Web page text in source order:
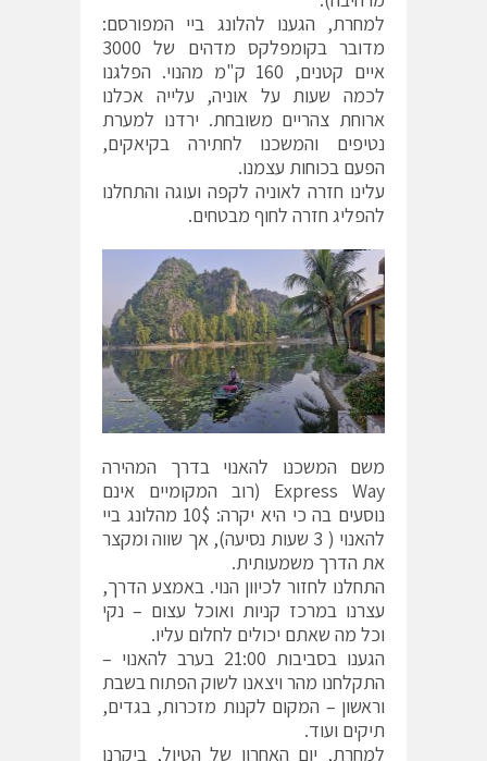
למחרת, הגענו להלונג ביי המפורסם:
מדובר בקומפלקס מדהים של 3000
איים קטנים, 160 ק"מ מהנוי. הפלגנו
לכמה שעות על אוניה, עלייה אכלנו
ארוחת צהריים משובחת. ירדנו למערת
נטיפים והמשכנו לחתירה בקיאקים,
הפעם בכוחות עצמנו.
עלינו חזרה לאוניה לקפה ועוגה והתחלנו
להפליג חזרה לחוף מבטחים.
משם המשכנו להאנוי בדרך המהירה
Express Way (רוב המקומיים אינם
נוסעים בה כי היא יקרה: 10$ מהלונג ביי
להאנוי ( 3 שעות נסיעה), אך שווה ומקצר
את הדרך משמעותית.
התחלנו לחזור לכיוון הנוי. באמצע הדרך,
עצרנו במרכז קניות ואוכל עצום – נקי
וכל מה שאתם יכולים לחלום עליו.
הגענו בסביבות 21:00 בערב להאנוי –
התקלחנו מהר ויצאנו לשוק הפתוח בשבת
וראשון – המקום לקנות מזכרות, בגדים,
תיקים ועוד.
למחרת, יום האחרון של הטיול, ביקרנו